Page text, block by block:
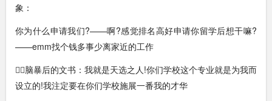
象：
你为什么申请我们?——啊?感觉排名高好申请你留学后想干嘛?
——emm找个钱多事少离家近的工作
😶‍🌫️脑暴后的文书：我就是天选之人!你们学校这个专业就是为我而
设立的!我注定要在你们学校施展一番我的才华